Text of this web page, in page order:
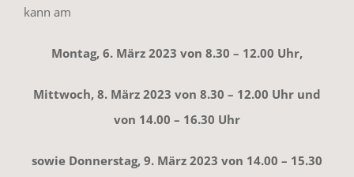
kann am
Montag, 6. März 2023 von 8.30 – 12.00 Uhr,
Mittwoch, 8. März 2023 von 8.30 – 12.00 Uhr und
von 14.00 – 16.30 Uhr
sowie Donnerstag, 9. März 2023 von 14.00 – 15.30